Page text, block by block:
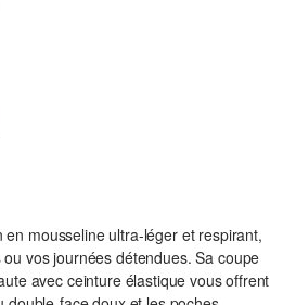
mousseline ultra-léger et respirant,
vos journées détendues. Sa coupe
avec ceinture élastique vous offrent